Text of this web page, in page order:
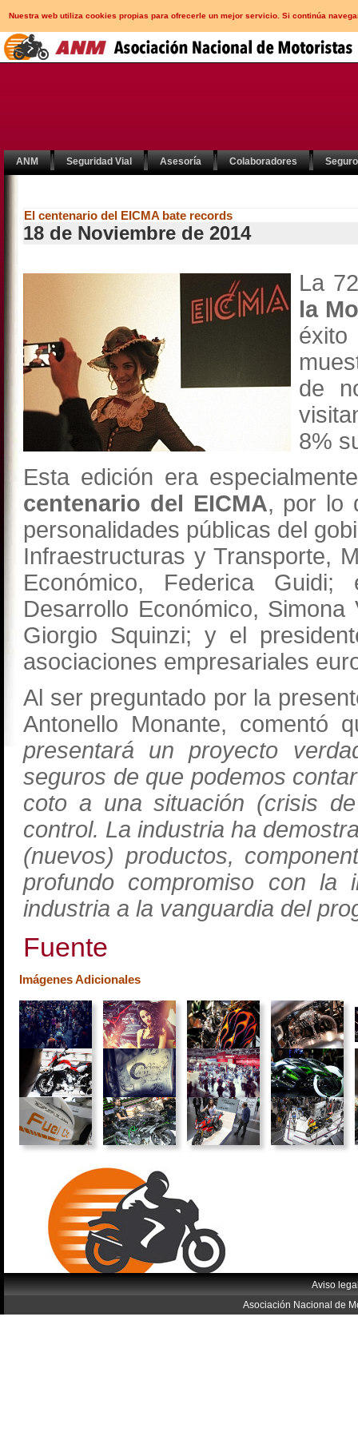
Nuestra web utiliza cookies propias para ofrecerle un mejor servicio. Si continúa
ANM Seguridad Vial Asesoría Colaboradores
El centenario del EICMA bate records
18 de Noviembre de 2014
La
la
de
8%
Esta edición era
centenario del EICMA, por lo
personalidades públicas del
Infraestructuras y Transporte,
Económico, Federica
Desarrollo Económico,
Giorgio Squinzi; y el
asociaciones empresariales
Al ser preguntado por la
Antonello Monante, comentó
presentará un proyecto
seguros de que podemos
coto a una situación (crisis
control. La industria ha
(nuevos) productos,
profundo compromiso con la
industria a la vanguardia del
Fuente
Imágenes Adicionales
Aviso
Asociación Nacional de